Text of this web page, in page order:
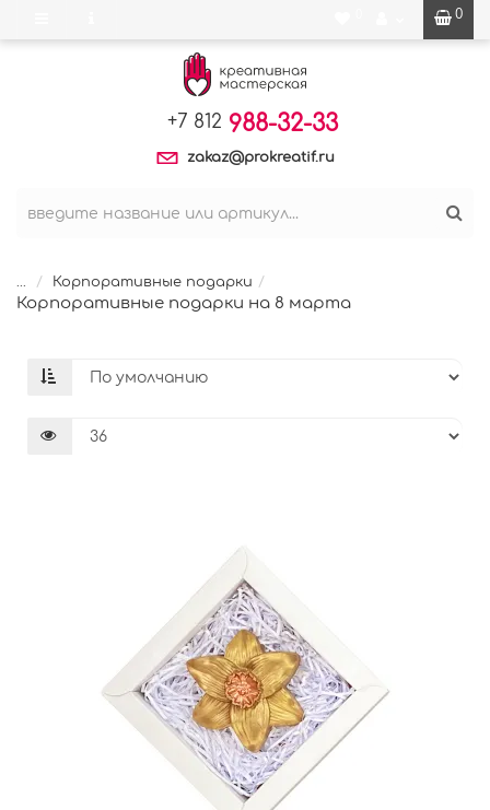
0
+7 812 988-32-33
zakaz@prokreatif.ru
... Корпоративные подарки
Корпоративные подарки на 8 марта